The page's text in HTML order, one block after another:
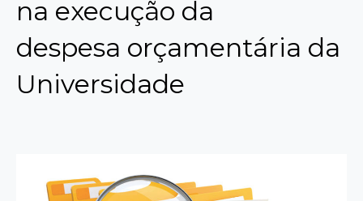
na execução da
despesa orçamentária da
Universidade